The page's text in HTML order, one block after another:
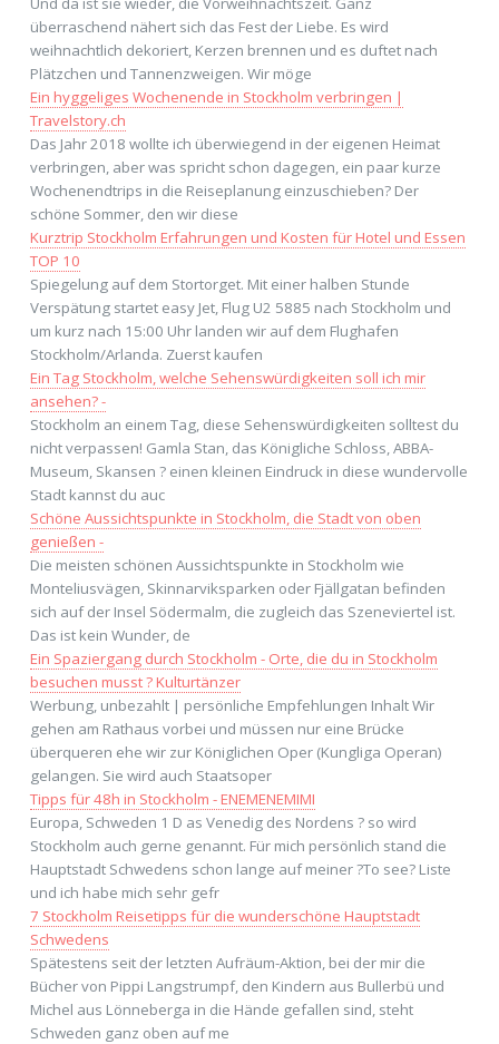
überraschend nähert sich das Fest der Liebe. Es wird
weihnachtlich dekoriert, Kerzen brennen und es duftet nach
Plätzchen und Tannenzweigen. Wir möge
Ein hyggeliges Wochenende in Stockholm verbringen |
Travelstory.ch
Das Jahr 2018 wollte ich überwiegend in der eigenen Heimat
verbringen, aber was spricht schon dagegen, ein paar kurze
Wochenendtrips in die Reiseplanung einzuschieben? Der
schöne Sommer, den wir diese
Kurztrip Stockholm Erfahrungen und Kosten für Hotel und Essen
TOP 10
Spiegelung auf dem Stortorget. Mit einer halben Stunde
Verspätung startet easy Jet, Flug U2 5885 nach Stockholm und
um kurz nach 15:00 Uhr landen wir auf dem Flughafen
Stockholm/Arlanda. Zuerst kaufen
Ein Tag Stockholm, welche Sehenswürdigkeiten soll ich mir
ansehen? -
Stockholm an einem Tag, diese Sehenswürdigkeiten solltest du
nicht verpassen! Gamla Stan, das Königliche Schloss, ABBA-
Museum, Skansen ? einen kleinen Eindruck in diese wundervolle
Stadt kannst du auc
Schöne Aussichtspunkte in Stockholm, die Stadt von oben
genießen -
Die meisten schönen Aussichtspunkte in Stockholm wie
Monteliusvägen, Skinnarviksparken oder Fjällgatan befinden
sich auf der Insel Södermalm, die zugleich das Szeneviertel ist.
Das ist kein Wunder, de
Ein Spaziergang durch Stockholm - Orte, die du in Stockholm
besuchen musst ? Kulturtänzer
Werbung, unbezahlt | persönliche Empfehlungen Inhalt Wir
gehen am Rathaus vorbei und müssen nur eine Brücke
überqueren ehe wir zur Königlichen Oper (Kungliga Operan)
gelangen. Sie wird auch Staatsoper
Tipps für 48h in Stockholm - ENEMENEMIMI
Europa, Schweden 1 D as Venedig des Nordens ? so wird
Stockholm auch gerne genannt. Für mich persönlich stand die
Hauptstadt Schwedens schon lange auf meiner ?To see? Liste
und ich habe mich sehr gefr
7 Stockholm Reisetipps für die wunderschöne Hauptstadt
Schwedens
Spätestens seit der letzten Aufräum-Aktion, bei der mir die
Bücher von Pippi Langstrumpf, den Kindern aus Bullerbü und
Michel aus Lönneberga in die Hände gefallen sind, steht
Schweden ganz oben auf me